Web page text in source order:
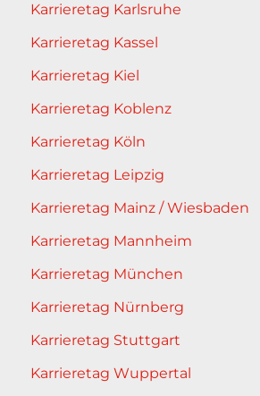
Karrieretag Karlsruhe
Karrieretag Kassel
Karrieretag Kiel
Karrieretag Koblenz
Karrieretag Köln
Karrieretag Leipzig
Karrieretag Mainz / Wiesbaden
Karrieretag Mannheim
Karrieretag München
Karrieretag Nürnberg
Karrieretag Stuttgart
Karrieretag Wuppertal